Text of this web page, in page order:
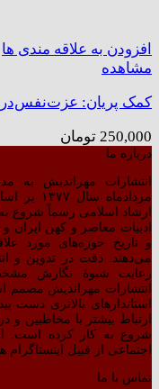
افزودن به علاقه مندی ها
مشاهده
کمک پریان:
250,000 تومان
درباره ما
انتشارات مهراندیش به
ارشاد اسلامی رسماً شروع به
ادبیات معاصر و کهن
و تاریخ حوزه‌های مورد
می‌دهند. دقت در تدوین و
رعایت شیوهٔ نگارش
انتشارات مهراندیش
ارتباط بیشتر با مخاطبین و
شروع به کار کرده است.
اجتماعی از قبیل
تماس با ما